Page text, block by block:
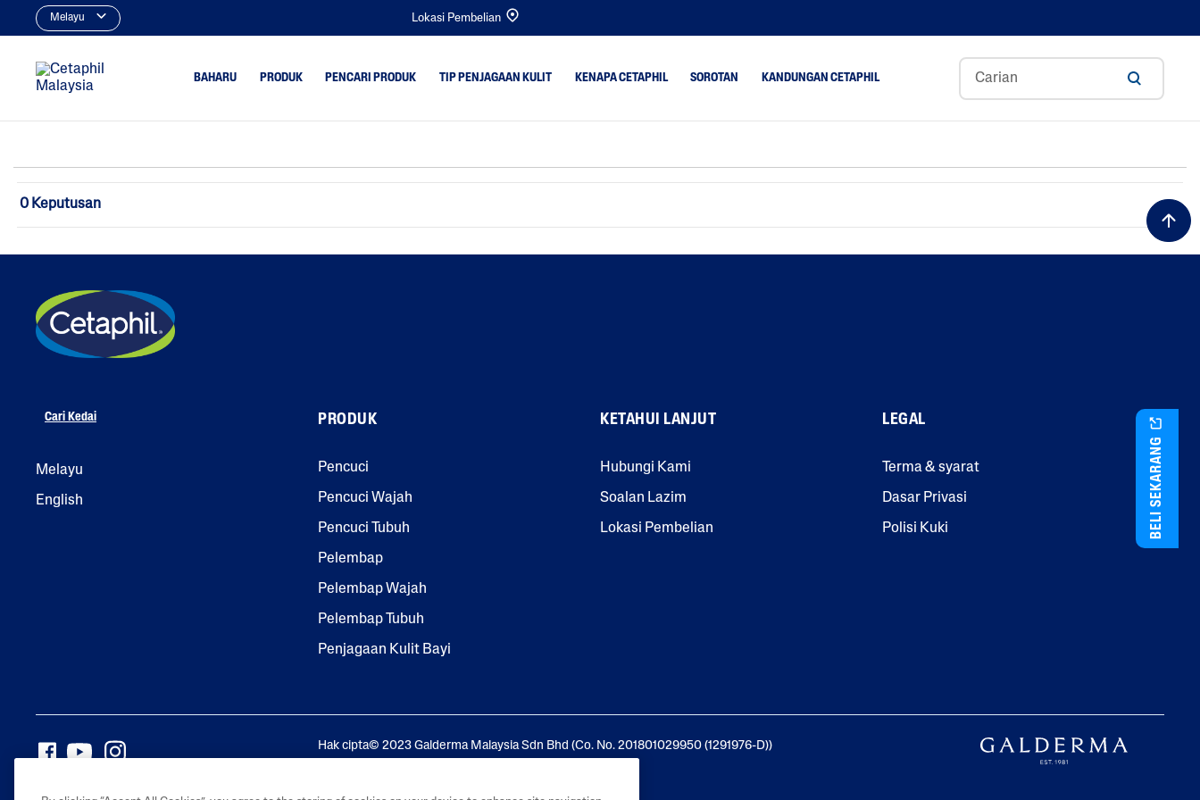
Melayu Lokasi Pembelian
BAHARU PRODUK
Pencuci
Pencuci Tubuh
Pelembap
Pelembap Tubuh
Perlindugan Sinar UV
Berjerawat
Minyak Berlebihan
Tona Tidak Sekata &
Kulit Kering
Kulit Normal
Kulit Berminyak
Bright Healthy Radiance
Bayi
Gentle Exfoliating SA
Aloe Vera
Asid Hyaluronik
Niacinamide
PENCARI PRODUK TIP PENJAGAAN KULIT KENAPA CETAPHIL SOROTAN KANDUNGAN CETAPHIL
0 Keputusan
BELI SEKARANG
Cari Kedai
Melayu
English
PRODUK
Pencuci
Pencuci Wajah
Pencuci Tubuh
Pelembap
Pelembap Wajah
Pelembap Tubuh
Penjagaan Kulit Bayi
KETAHUI LANJUT
Hubungi Kami
Soalan Lazim
Lokasi Pembelian
LEGAL
Terma & syarat
Dasar Privasi
Polisi Kuki
Hak cipta© 2023 Galderma Malaysia Sdn Bhd (Co. No. 201801029950 (1291976-D))